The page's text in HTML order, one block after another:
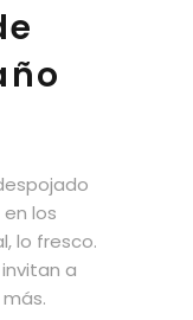
los
lo fresco.
a